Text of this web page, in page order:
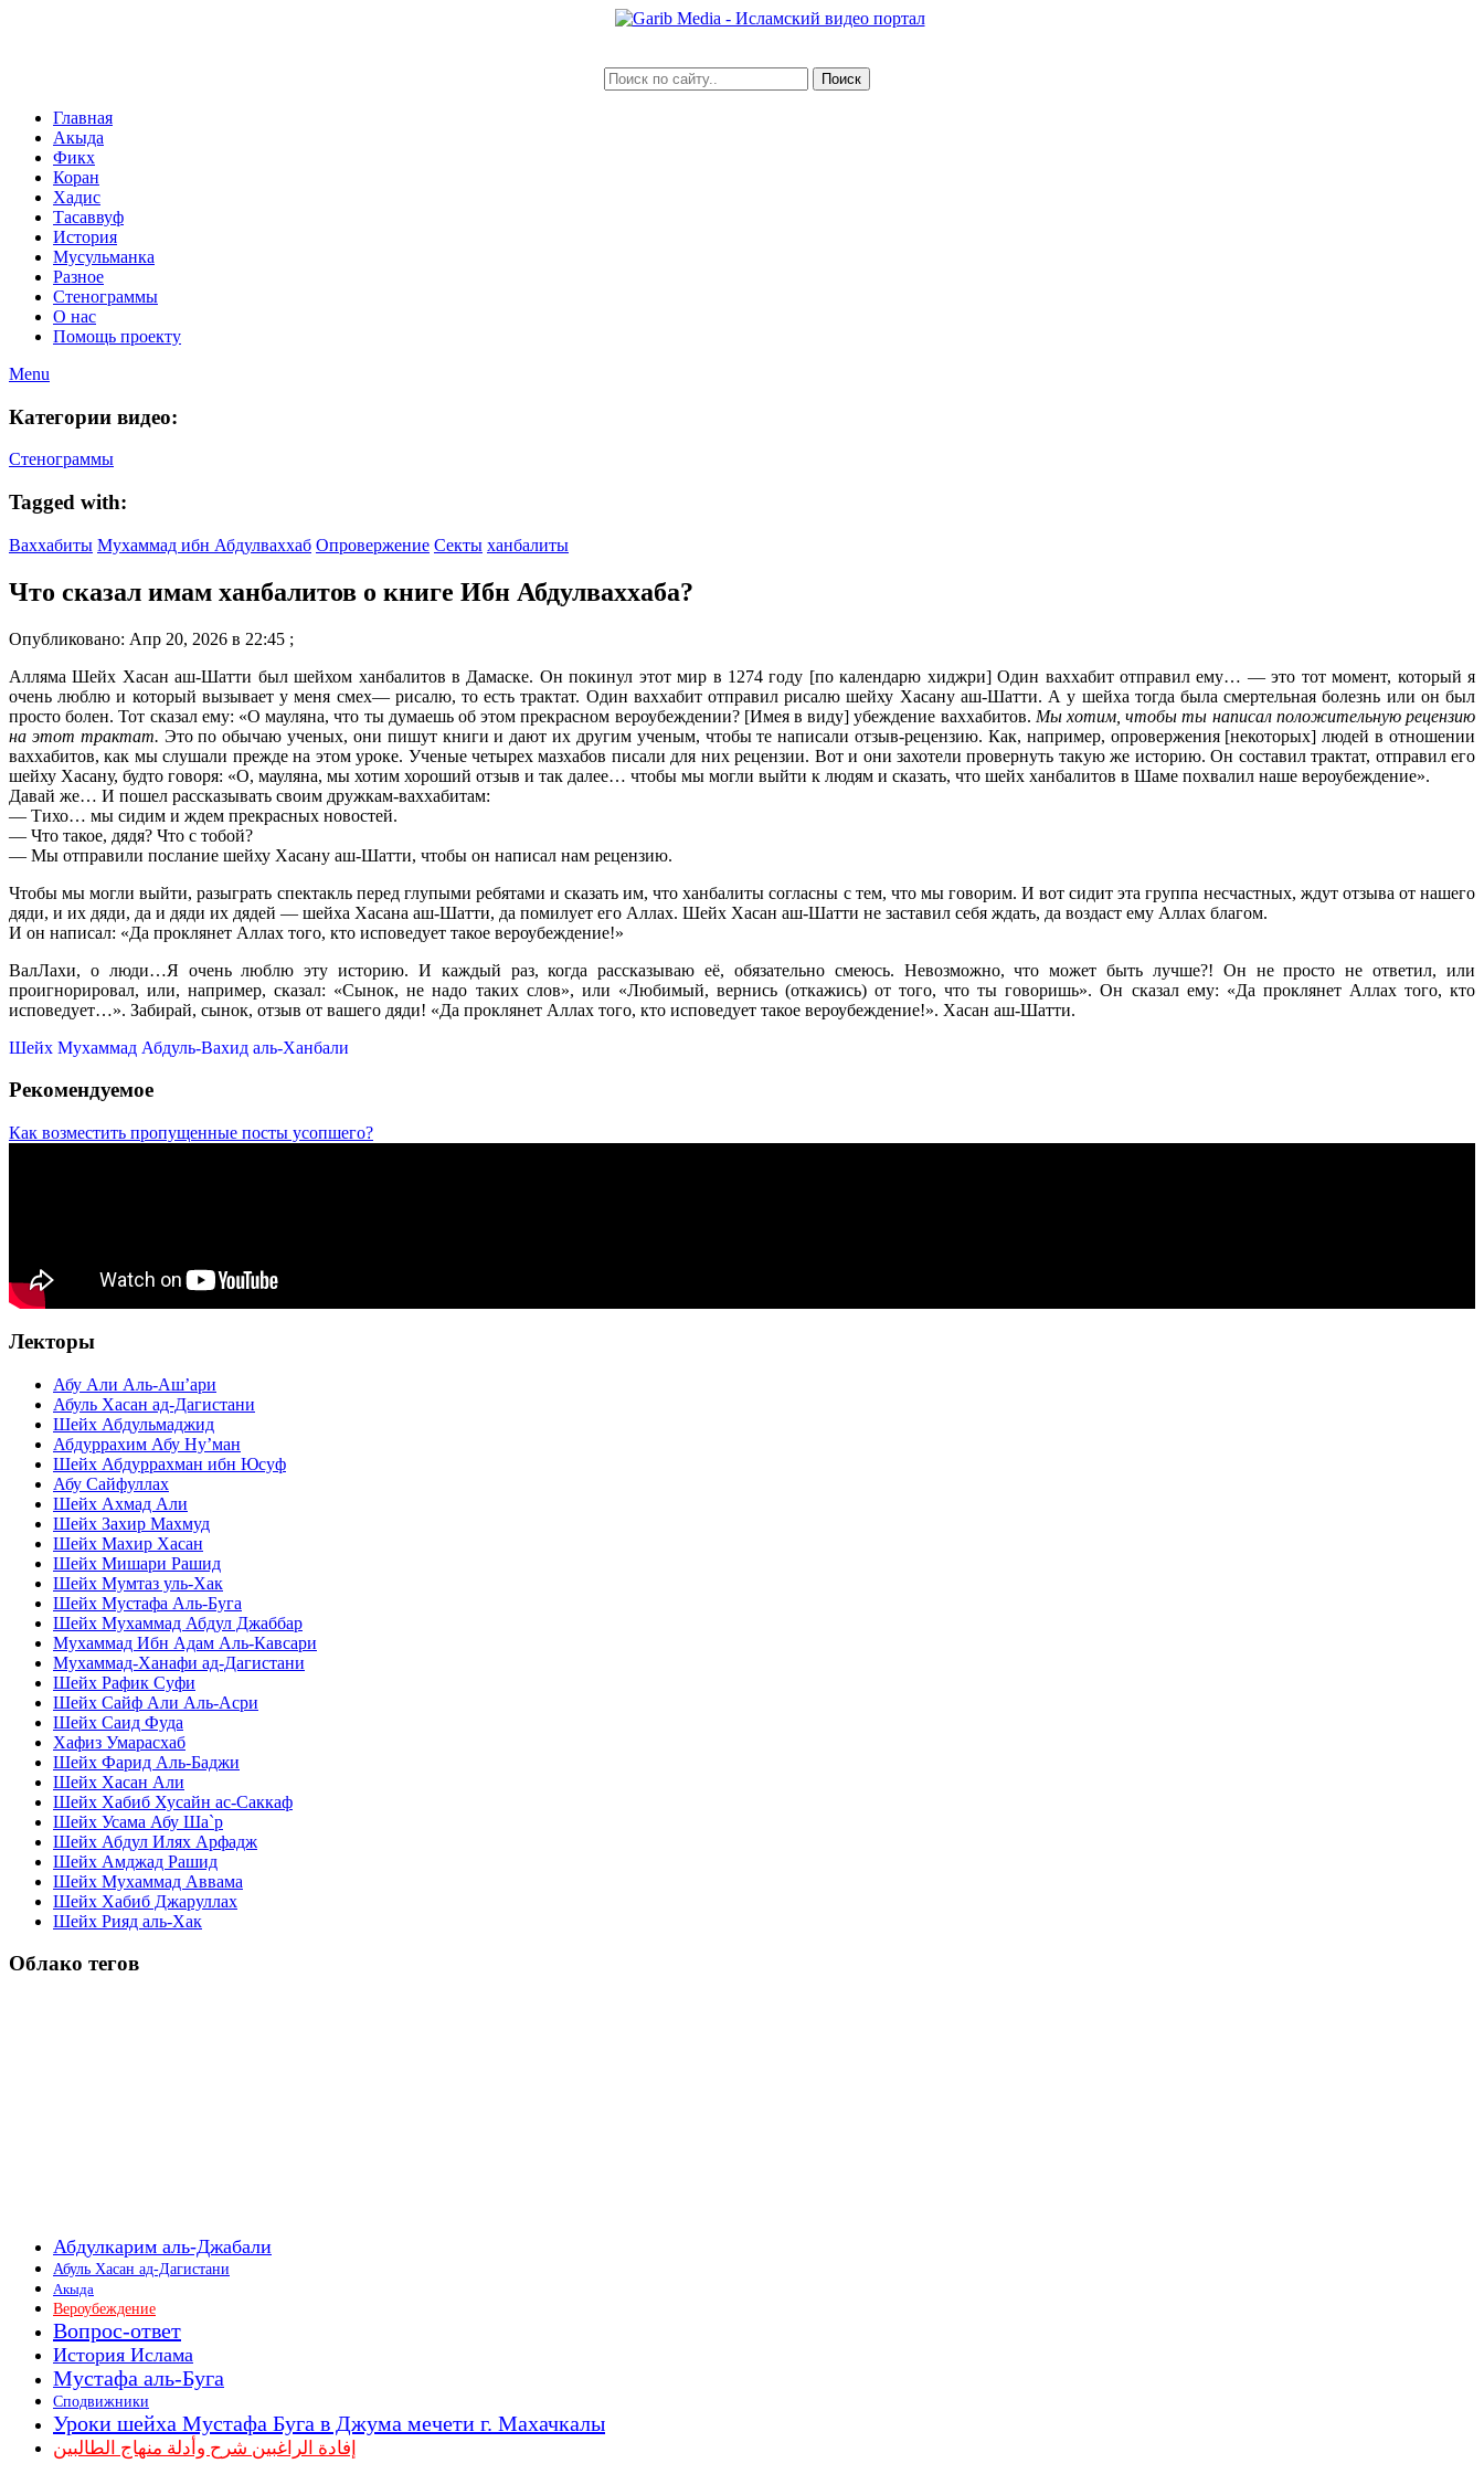
Главная
Акыда
Фикх
Коран
Хадис
Тасаввуф
История
Мусульманка
Разное
Стенограммы
О нас
Помощь проекту
Menu
Категории видео:
Стенограммы
Tagged with:
Ваххабиты Мухаммад ибн Абдулваххаб Опровержение Секты ханбалиты
Что сказал имам ханбалитов о книге Ибн Абдулваххаба?
Опубликовано: Апр 20, 2026 в 22:45 ;
Алляма Шейх Хасан аш-Шатти был шейхом ханбалитов в Дамаске. Он покинул этот мир в 1274 году [по календарю хиджри] Один ваххабит отправил ему… — это тот момент, который я
очень люблю и который вызывает у меня смех— рисалю, то есть трактат. Один ваххабит отправил рисалю шейху Хасану аш-Шатти. А у шейха тогда была смертельная болезнь или он был
просто болен. Тот сказал ему: «О мауляна, что ты думаешь об этом прекрасном вероубеждении? [Имея в виду] убеждение ваххабитов. Мы хотим, чтобы ты написал положительную рецензию
на этот трактат. Это по обычаю ученых, они пишут книги и дают их другим ученым, чтобы те написали отзыв-рецензию. Как, например, опровержения [некоторых] людей в отношении
ваххабитов, как мы слушали прежде на этом уроке. Ученые четырех мазхабов писали для них рецензии. Вот и они захотели провернуть такую же историю. Он составил трактат, отправил его
шейху Хасану, будто говоря: «О, мауляна, мы хотим хороший отзыв и так далее… чтобы мы могли выйти к людям и сказать, что шейх ханбалитов в Шаме похвалил наше вероубеждение».
Давай же… И пошел рассказывать своим дружкам-ваххабитам:
— Тихо… мы сидим и ждем прекрасных новостей.
— Что такое, дядя? Что с тобой?
— Мы отправили послание шейху Хасану аш-Шатти, чтобы он написал нам рецензию.
Чтобы мы могли выйти, разыграть спектакль перед глупыми ребятами и сказать им, что ханбалиты согласны с тем, что мы говорим. И вот сидит эта группа несчастных, ждут отзыва от нашего
дяди, и их дяди, да и дяди их дядей — шейха Хасана аш-Шатти, да помилует его Аллах. Шейх Хасан аш-Шатти не заставил себя ждать, да воздаст ему Аллах благом.
И он написал: «Да проклянет Аллах того, кто исповедует такое вероубеждение!»
ВалЛахи, о люди…Я очень люблю эту историю. И каждый раз, когда рассказываю её, обязательно смеюсь. Невозможно, что может быть лучше?! Он не просто не ответил, или
проигнорировал, или, например, сказал: «Сынок, не надо таких слов», или «Любимый, вернись (откажись) от того, что ты говоришь». Он сказал ему: «Да проклянет Аллах того, кто
исповедует…». Забирай, сынок, отзыв от вашего дяди! «Да проклянет Аллах того, кто исповедует такое вероубеждение!». Хасан аш-Шатти.
Шейх Мухаммад Абдуль-Вахид аль-Ханбали
Рекомендуемое
Как возместить пропущенные посты усопшего?
Лекторы
Абу Али Аль-Аш’ари
Абуль Хасан ад-Дагистани
Шейх Абдульмаджид
Абдуррахим Абу Ну’ман
Шейх Абдуррахман ибн Юсуф
Абу Сайфуллах
Шейх Ахмад Али
Шейх Захир Махмуд
Шейх Махир Хасан
Шейх Мишари Рашид
Шейх Мумтаз уль-Хак
Шейх Мустафа Аль-Буга
Шейх Мухаммад Абдул Джаббар
Мухаммад Ибн Адам Аль-Кавсари
Мухаммад-Ханафи ад-Дагистани
Шейх Рафик Суфи
Шейх Сайф Али Аль-Асри
Шейх Саид Фуда
Хафиз Умарасхаб
Шейх Фарид Аль-Баджи
Шейх Хасан Али
Шейх Хабиб Хусайн ас-Саккаф
Шейх Усама Абу Ша`р
Шейх Абдул Илях Арфадж
Шейх Амджад Рашид
Шейх Мухаммад Аввама
Шейх Хабиб Джаруллах
Шейх Рияд аль-Хак
Облако тегов
Абдулкарим аль-Джабали
Абуль Хасан ад-Дагистани
Акыда
Вероубеждение
Вопрос-ответ
История Ислама
Мустафа аль-Буга
Сподвижники
Уроки шейха Мустафа Буга в Джума мечети г. Махачкалы
إفادة الراغبين شرح وأدلة منهاج الطالبين